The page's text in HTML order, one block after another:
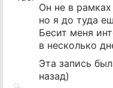
Он не в
но я до туда
Бесит меня
в несколько
Эта запись
назад)